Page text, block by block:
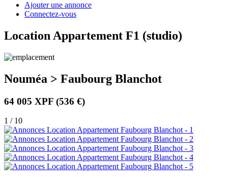
Ajouter une annonce
Connectez-vous
Location Appartement F1 (studio)
Nouméa > Faubourg Blanchot
64 005 XPF (536 €)
1 / 10